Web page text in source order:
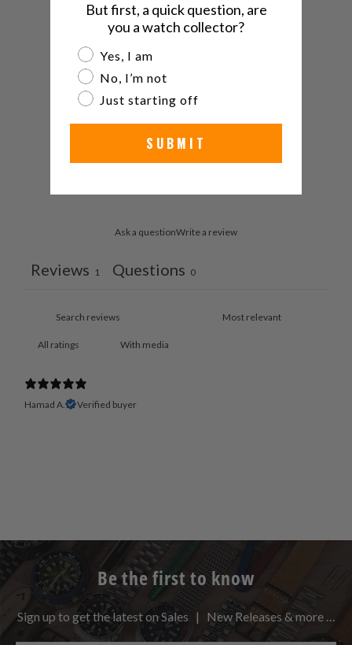
/ 51 review
Ask a questionWrite a review
Reviews 1 Questions 0
With media
Hamad A. Verified buyer
Be the first to know
Sign up to get the latest on Sales | New Releases & more …
But first, a quick question, are
you a watch collector?
Are you a watch collector?
Yes, I am
No, I’m not
Just starting off
SUBMIT